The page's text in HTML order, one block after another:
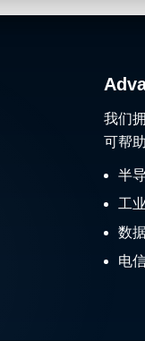
我们
可帮
半
工
数
电